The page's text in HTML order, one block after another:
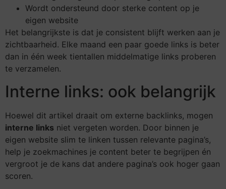
Wordt ondersteund door sterke content op je
eigen website
Het belangrijkste is dat je consistent blijft werken aan je
zichtbaarheid. Elke maand een paar goede links is beter
dan in één week tientallen middelmatige links proberen
te verzamelen.
Interne links: ook belangrijk
Hoewel dit artikel draait om externe backlinks, mogen
interne links niet vergeten worden. Door binnen je
eigen website slim te linken tussen relevante pagina’s,
help je zoekmachines je content beter te begrijpen én
vergroot je de kans dat andere pagina’s ook hoger gaan
scoren.